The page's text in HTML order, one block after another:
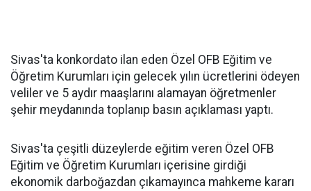
Sivas'ta konkordato ilan eden Özel OFB Eğitim ve
Öğretim Kurumları için gelecek yılın ücretlerini ödeyen
veliler ve 5 aydır maaşlarını alamayan öğretmenler
şehir meydanında toplanıp basın açıklaması yaptı.
Sivas'ta çeşitli düzeylerde eğitim veren Özel OFB
Eğitim ve Öğretim Kurumları içerisine girdiği
ekonomik darboğazdan çıkamayınca mahkeme kararı